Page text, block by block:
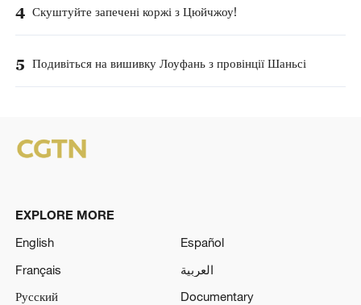
4 Скуштуйте запечені коржі з Цюйчжоу!
5 Подивіться на вишивку Лоуфань з провінції Шаньсі
EXPLORE MORE
English
Español
Français
العربية
Русский
Documentary